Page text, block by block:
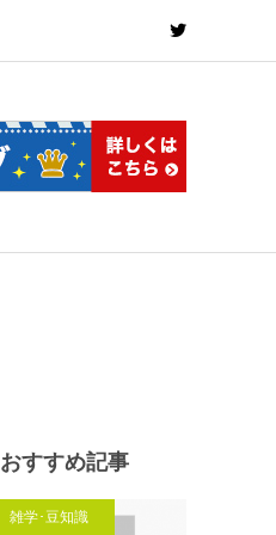
おすすめ記事
雑学･豆知識